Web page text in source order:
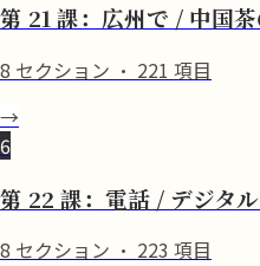
第 21 課：広州で / 中国
8 セクション · 221 項目
→
6
第 22 課：電話 / デジタ
8 セクション · 223 項目